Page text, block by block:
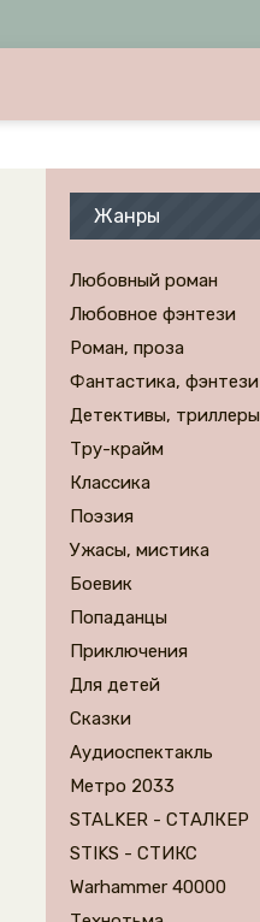
Жанры
Любовный роман
Любовное фэнтези
Роман, проза
Фантастика, фэнтези
Детективы, триллеры
Тру-крайм
Классика
Поэзия
Ужасы, мистика
Боевик
Попаданцы
Приключения
Для детей
Сказки
Аудиоспектакль
Метро 2033
STALKER - СТАЛКЕР
STIKS - СТИКС
Warhammer 40000